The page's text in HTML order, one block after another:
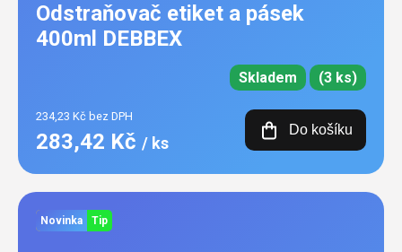
Odstraňovač etiket a pásek
400ml DEBBEX
Skladem (3 ks)
234,23 Kč bez DPH
283,42 Kč / ks
Do košíku
Novinka Tip